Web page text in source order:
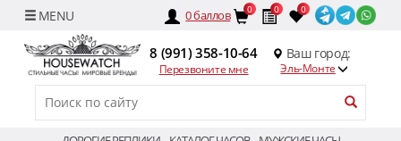
0баллов 0 0 0
8 (991) 358-10-64
Перезвоните мне
Ваш город:
Эль-Монте